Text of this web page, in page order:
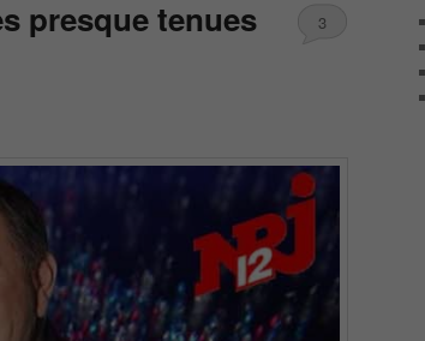
presque tenues
3